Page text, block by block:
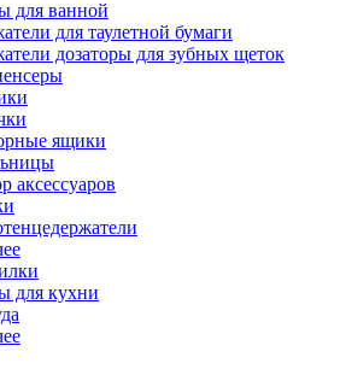
для ванной
для таулетной бумаги
дозаторы для зубных щеток
ящики
аксессуаров
для кухни